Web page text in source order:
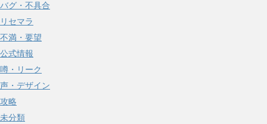
バグ・不具合
リセマラ
不満・要望
公式情報
噂・リーク
声・デザイン
攻略
未分類